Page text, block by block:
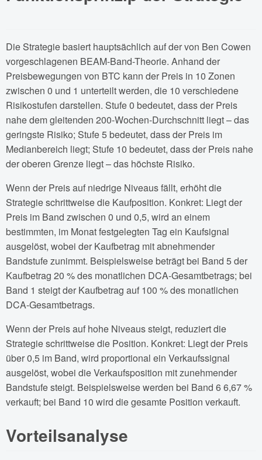
Die Strategie basiert hauptsächlich auf der von Ben Cowen
vorgeschlagenen BEAM-Band-Theorie. Anhand der
Preisbewegungen von BTC kann der Preis in 10 Zonen
zwischen 0 und 1 unterteilt werden, die 10 verschiedene
Risikostufen darstellen. Stufe 0 bedeutet, dass der Preis
nahe dem gleitenden 200-Wochen-Durchschnitt liegt – das
geringste Risiko; Stufe 5 bedeutet, dass der Preis im
Medianbereich liegt; Stufe 10 bedeutet, dass der Preis nahe
der oberen Grenze liegt – das höchste Risiko.
Wenn der Preis auf niedrige Niveaus fällt, erhöht die
Strategie schrittweise die Kaufposition. Konkret: Liegt der
Preis im Band zwischen 0 und 0,5, wird an einem
bestimmten, im Monat festgelegten Tag ein Kaufsignal
ausgelöst, wobei der Kaufbetrag mit abnehmender
Bandstufe zunimmt. Beispielsweise beträgt bei Band 5 der
Kaufbetrag 20 % des monatlichen DCA-Gesamtbetrags; bei
Band 1 steigt der Kaufbetrag auf 100 % des monatlichen
DCA-Gesamtbetrags.
Wenn der Preis auf hohe Niveaus steigt, reduziert die
Strategie schrittweise die Position. Konkret: Liegt der Preis
über 0,5 im Band, wird proportional ein Verkaufssignal
ausgelöst, wobei die Verkaufsposition mit zunehmender
Bandstufe steigt. Beispielsweise werden bei Band 6 6,67 %
verkauft; bei Band 10 wird die gesamte Position verkauft.
Vorteilsanalyse